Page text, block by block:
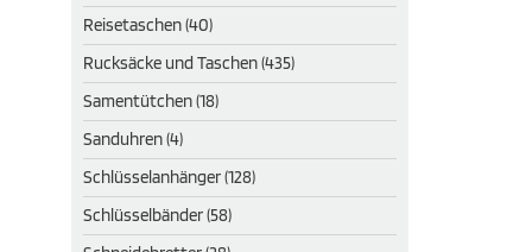
Reisetaschen (40)
Rucksäcke und Taschen (435)
Samentütchen (18)
Sanduhren (4)
Schlüsselanhänger (128)
Schlüsselbänder (58)